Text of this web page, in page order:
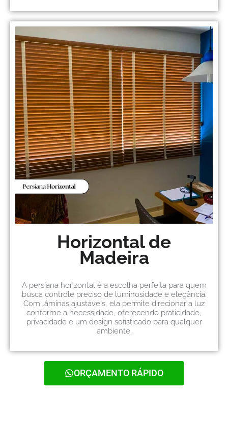
Horizontal de
Madeira
A persiana horizontal é a escolha perfeita para quem
busca controle preciso de luminosidade e elegância.
Com lâminas ajustáveis, ela permite direcionar a luz
conforme a necessidade, oferecendo praticidade,
privacidade e um design sofisticado para qualquer
ambiente.
ORÇAMENTO RÁPIDO